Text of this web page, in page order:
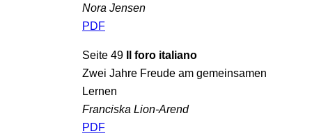
Nora Jensen
PDF
Seite 49 Il foro italiano
Zwei Jahre Freude am gemeinsamen
Lernen
Franciska Lion-Arend
PDF